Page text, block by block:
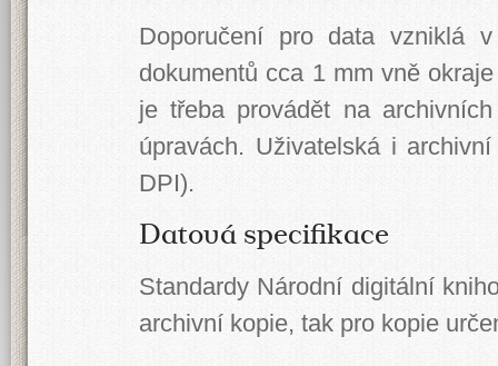
Doporučení pro data vzniklá
dokumentů cca 1 mm vně
je třeba provádět na
úpravách. Uživatelská i
DPI).
Datová specifikace
Standardy Národní digitální
archivní kopie, tak pro kopie